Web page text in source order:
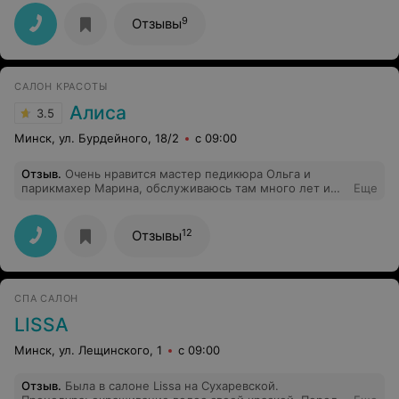
3-6 для того, чтобы восстановить свою форму
стрижки. НИКОМУ не советую и близко приближаться
к этому салону. НИКОМУ!!!!!
попасть к Алесеньке )хотелось бы почаще)Спасибо
девочки за красоту и приятное общение)Удачи и
побольше клиентов Вам!
Отзывы9
САЛОН КРАСОТЫ
3.5 Алиса
Минск, ул. Бурдейного, 18/2 с 09:00
Отзыв. Очень нравится мастер педикюра Ольга и
парикмахер Марина, обслуживаюсь там много лет и
Еще
Отзывы12
СПА САЛОН
LISSA
Минск, ул. Лещинского, 1 с 09:00
Отзыв. Была в салоне Lissa на Сухаревской.